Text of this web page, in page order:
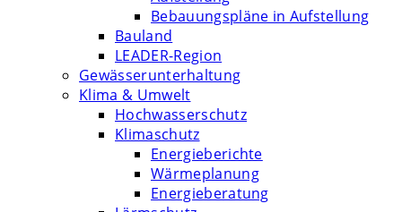
Bebauungspläne in Aufstellung
Bauland
LEADER-Region
Gewässerunterhaltung
Klima & Umwelt
Hochwasserschutz
Klimaschutz
Energieberichte
Wärmeplanung
Energieberatung